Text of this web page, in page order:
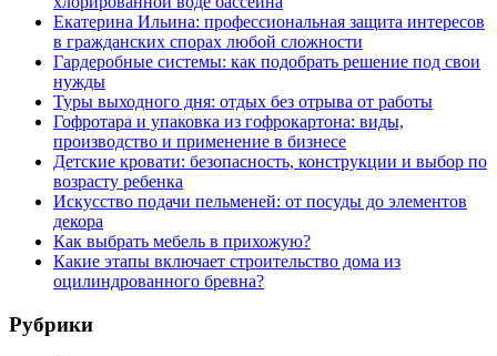
Екатерина Ильина: профессиональная защита интересов
в гражданских спорах любой сложности
Гардеробные системы: как подобрать решение под свои
нужды
Туры выходного дня: отдых без отрыва от работы
Гофротара и упаковка из гофрокартона: виды,
производство и применение в бизнесе
Детские кровати: безопасность, конструкции и выбор по
возрасту ребенка
Искусство подачи пельменей: от посуды до элементов
декора
Как выбрать мебель в прихожую?
Какие этапы включает строительство дома из
оцилиндрованного бревна?
Рубрики